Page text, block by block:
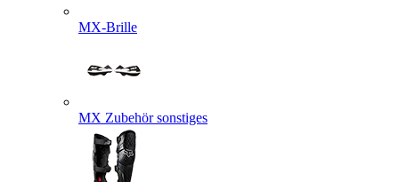
MX-Brille
MX Zubehör sonstiges